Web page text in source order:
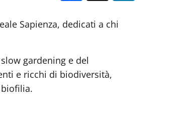
Sapienza, dedicati a chi
gardening e del
e ricchi di biodiversità,